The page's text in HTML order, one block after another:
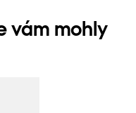
vám mohly